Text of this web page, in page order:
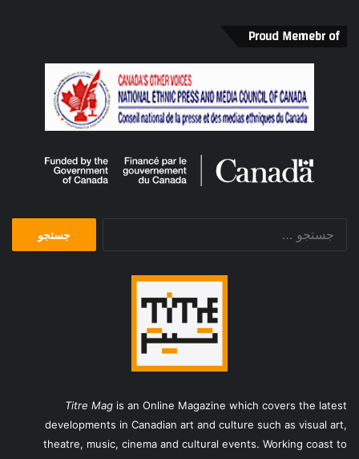
Proud Memebr of
Titre Mag is an Online Magazine which covers the latest
developments in Canadian art and culture such as visual art,
theatre, music, cinema and cultural events. Working coast to